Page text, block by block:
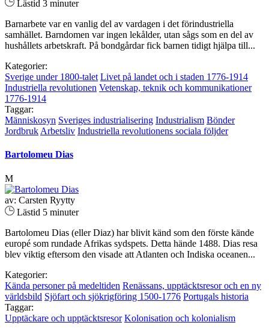
Lästid 3 minuter
Barnarbete var en vanlig del av vardagen i det förindustriella
samhället. Barndomen var ingen lekålder, utan sågs som en del av
hushållets arbetskraft. På bondgårdar fick barnen tidigt hjälpa till...
Kategorier:
Sverige under 1800-talet Livet på landet och i staden 1776-1914
Industriella revolutionen Vetenskap, teknik och kommunikationer
1776-1914
Taggar:
Människosyn Sveriges industrialisering Industrialism Bönder
Jordbruk Arbetsliv Industriella revolutionens sociala följder
Bartolomeu Dias
M
av: Carsten Ryytty
Lästid 5 minuter
Bartolomeu Dias (eller Diaz) har blivit känd som den förste kände
europé som rundade Afrikas sydspets. Detta hände 1488. Dias resa
blev viktig eftersom den visade att Atlanten och Indiska oceanen...
Kategorier:
Kända personer på medeltiden Renässans, upptäcktsresor och en ny
världsbild Sjöfart och sjökrigföring 1500-1776 Portugals historia
Taggar:
Upptäckare och upptäcktsresor Kolonisation och kolonialism